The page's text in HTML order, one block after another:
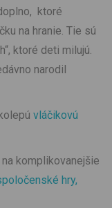
ktoré
na hranie. Tie sú
ktoré deti milujú.
narodil
vláčikovú
komplikovanejšie
hry,